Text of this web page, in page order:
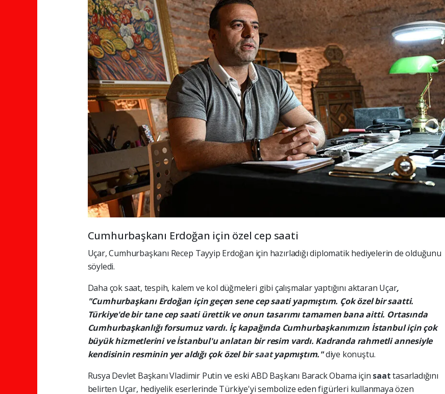
Cumhurbaşkanı Erdoğan için özel cep saati
Uçar, Cumhurbaşkanı Recep Tayyip Erdoğan için hazırladığı diplomatik hediyelerin de olduğunu
söyledi.
Daha çok saat, tespih, kalem ve kol düğmeleri gibi çalışmalar yaptığını aktaran Uçar,
"Cumhurbaşkanı Erdoğan için geçen sene cep saati yapmıştım. Çok özel bir saatti.
Türkiye'de bir tane cep saati ürettik ve onun tasarımı tamamen bana aitti. Ortasında
Cumhurbaşkanlığı forsumuz vardı. İç kapağında Cumhurbaşkanımızın İstanbul için çok
büyük hizmetlerini ve İstanbul'u anlatan bir resim vardı. Kadranda rahmetli annesiyle
kendisinin resminin yer aldığı çok özel birsaatyapmıştım."diye konuştu.
Rusya Devlet Başkanı Vladimir Putin ve eski ABD Başkanı Barack Obama için saattasarladığını
belirten Uçar, hediyelik eserlerinde Türkiye'yi sembolize eden figürleri kullanmaya özen